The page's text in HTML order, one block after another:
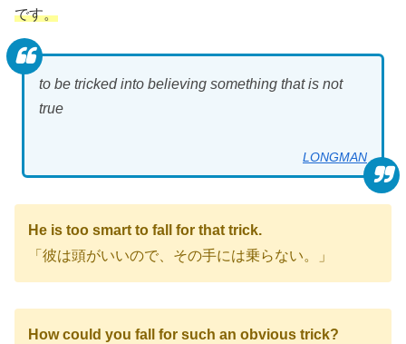
です。
to be tricked into believing something that is not
true
LONGMAN
He is too smart to fall for that trick.
「彼は頭がいいので、その手には乗らない。」
How could you fall for such an obvious trick?